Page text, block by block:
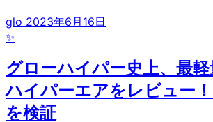
glo 2023年6月16日
✨
グローハイパー史上、最
ハイパーエアをレビュー
を検証